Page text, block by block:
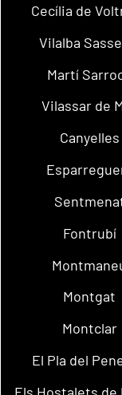
Cecília de
Vilalba
Martí
Vilassar de
Canyelles
Fontrubí
Montgat
Montclar
El Pla del